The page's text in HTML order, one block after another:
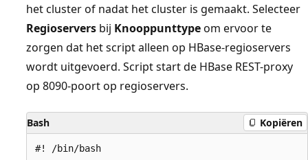
het cluster of nadat het cluster is gemaakt. Selecteer
Regioservers bij Knooppunttypeom ervoor te
zorgen dat het script alleen op HBase-regioservers
wordt uitgevoerd. Script start de HBase REST-proxy
op 8090-poort op regioservers.
Bash Kopiëren
#! /bin/bash